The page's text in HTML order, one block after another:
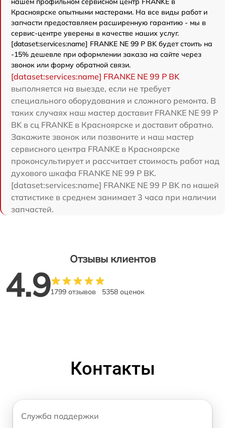
Красноярске опытными мастерами. На все виды работ и
запчасти предоставляем расширенную гарантию - мы в
сервис-центре уверены в качестве наших услуг.
[dataset:services:name] FRANKE NE 99 P BK будет стоить на
-15% дешевле при оформлении заказа на сайте через
звонок или форму обратной связи.
[dataset:services:name] FRANKE NE 99 P BK
выполняется на выезде, если не требует
специального оборудования и сложного ремонта. В
таких случаях наш мастер доставит FRANKE NE 99 P
BK в сц FRANKE в Красноярске и доставит обратно.
Закажите звонок или позвоните и наш мастер
сервисного центра FRANKE в Красноярске
проконсультирует и рассчитает стоимость работ над
духового шкафа FRANKE NE 99 P BK.
[dataset:services:name] FRANKE NE 99 P BK по нашей
статистике в среднем занимает 3 часа при наличии
запчастей.
Отзывы клиентов
4.91799 отзывов 5358 оценок
Контакты
Служба поддержки